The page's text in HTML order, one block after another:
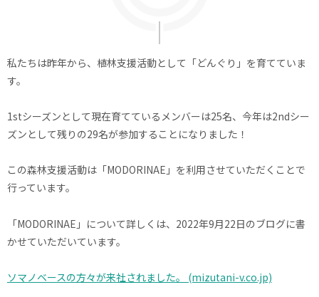
私たちは昨年から、植林支援活動として「どんぐり」を育てていま
す。
1stシーズンとして現在育てているメンバーは25名、今年は2ndシー
ズンとして残りの29名が参加することになりました！
この森林支援活動は「MODORINAE」を利用させていただくことで
行っています。
「MODORINAE」について詳しくは、2022年9月22日のブログに書
かせていただいています。
ソマノベースの方々が来社されました。 (mizutani-v.co.jp)